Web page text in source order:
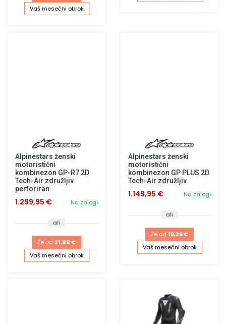
Vaš mesečni obrok
Alpinestars ženski
motoristični
kombinezon GP-R7 2D
Tech-Air združljiv
perforiran
Na zalogi
1.299,95 €
ali
Že od 21,88 €
Vaš mesečni obrok
Alpinestars ženski
motoristični
kombinezon GP PLUS 2D
Tech-Air združljiv
Na zalogi
1.149,95 €
ali
Že od 19,36 €
Vaš mesečni obrok